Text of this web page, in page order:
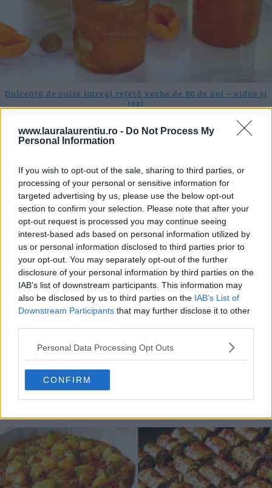
www.lauralaurentiu.ro - Do Not Process My
Personal Information
If you wish to opt-out of the sale, sharing to third parties, or
processing of your personal or sensitive information for
targeted advertising by us, please use the below opt-out
section to confirm your selection. Please note that after your
opt-out request is processed you may continue seeing
interest-based ads based on personal information utilized by
us or personal information disclosed to third parties prior to
your opt-out. You may separately opt-out of the further
disclosure of your personal information by third parties on the
IAB’s list of downstream participants. This information may
also be disclosed by us to third parties on the IAB’s List of
Downstream Participants that may further disclose it to other
Personal Data Processing Opt Outs
CONFIRM
Dulceață de caise întregi rețetă veche de 80 de ani – video și
text
ULTIMELE ȘTIRI
20 de rețete de salate de vară fără prelucrare termică